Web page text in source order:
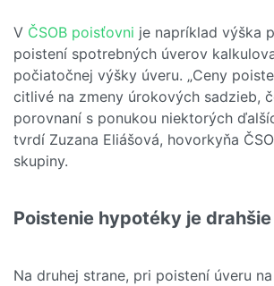
V ČSOB poisťovni je napríklad výška
poistení spotrebných úverov
počiatočnej výšky úveru. „Ceny
citlivé na zmeny úrokových sadzieb,
porovnaní s ponukou niektorých
tvrdí Zuzana Eliášová, hovorkyňa
skupiny.
Poistenie hypotéky je drahšie
Na druhej strane, pri poistení úveru